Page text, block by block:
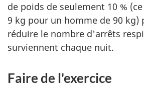
de poids de seulement 10 %
9 kg pour un homme de 90 kg)
réduire le nombre d'arrêts
surviennent chaque nuit.
Faire de l'exercice